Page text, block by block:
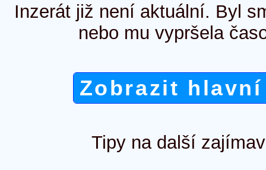
Inzerát již není aktuální. Byl
nebo mu vypršela
Zobrazit
Tipy na další